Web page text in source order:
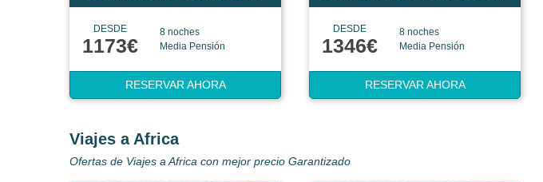
DESDE
1173€
8 noches
Media Pensión
RESERVAR AHORA
DESDE
1346€
8 noches
Media Pensión
RESERVAR AHORA
Viajes a Africa
Ofertas de Viajes a Africa con mejor precio Garantizado